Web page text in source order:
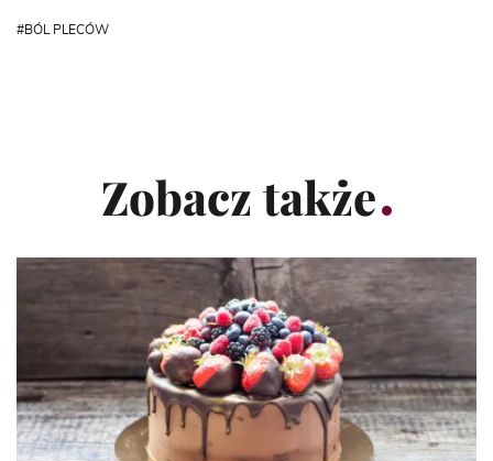
BÓL PLECÓW
Zobacz także